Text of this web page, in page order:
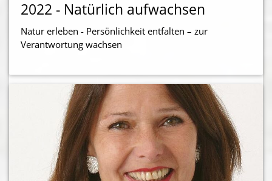
2022 - Natürlich aufwachsen
Natur erleben - Persönlichkeit entfalten – zur
Verantwortung wachsen